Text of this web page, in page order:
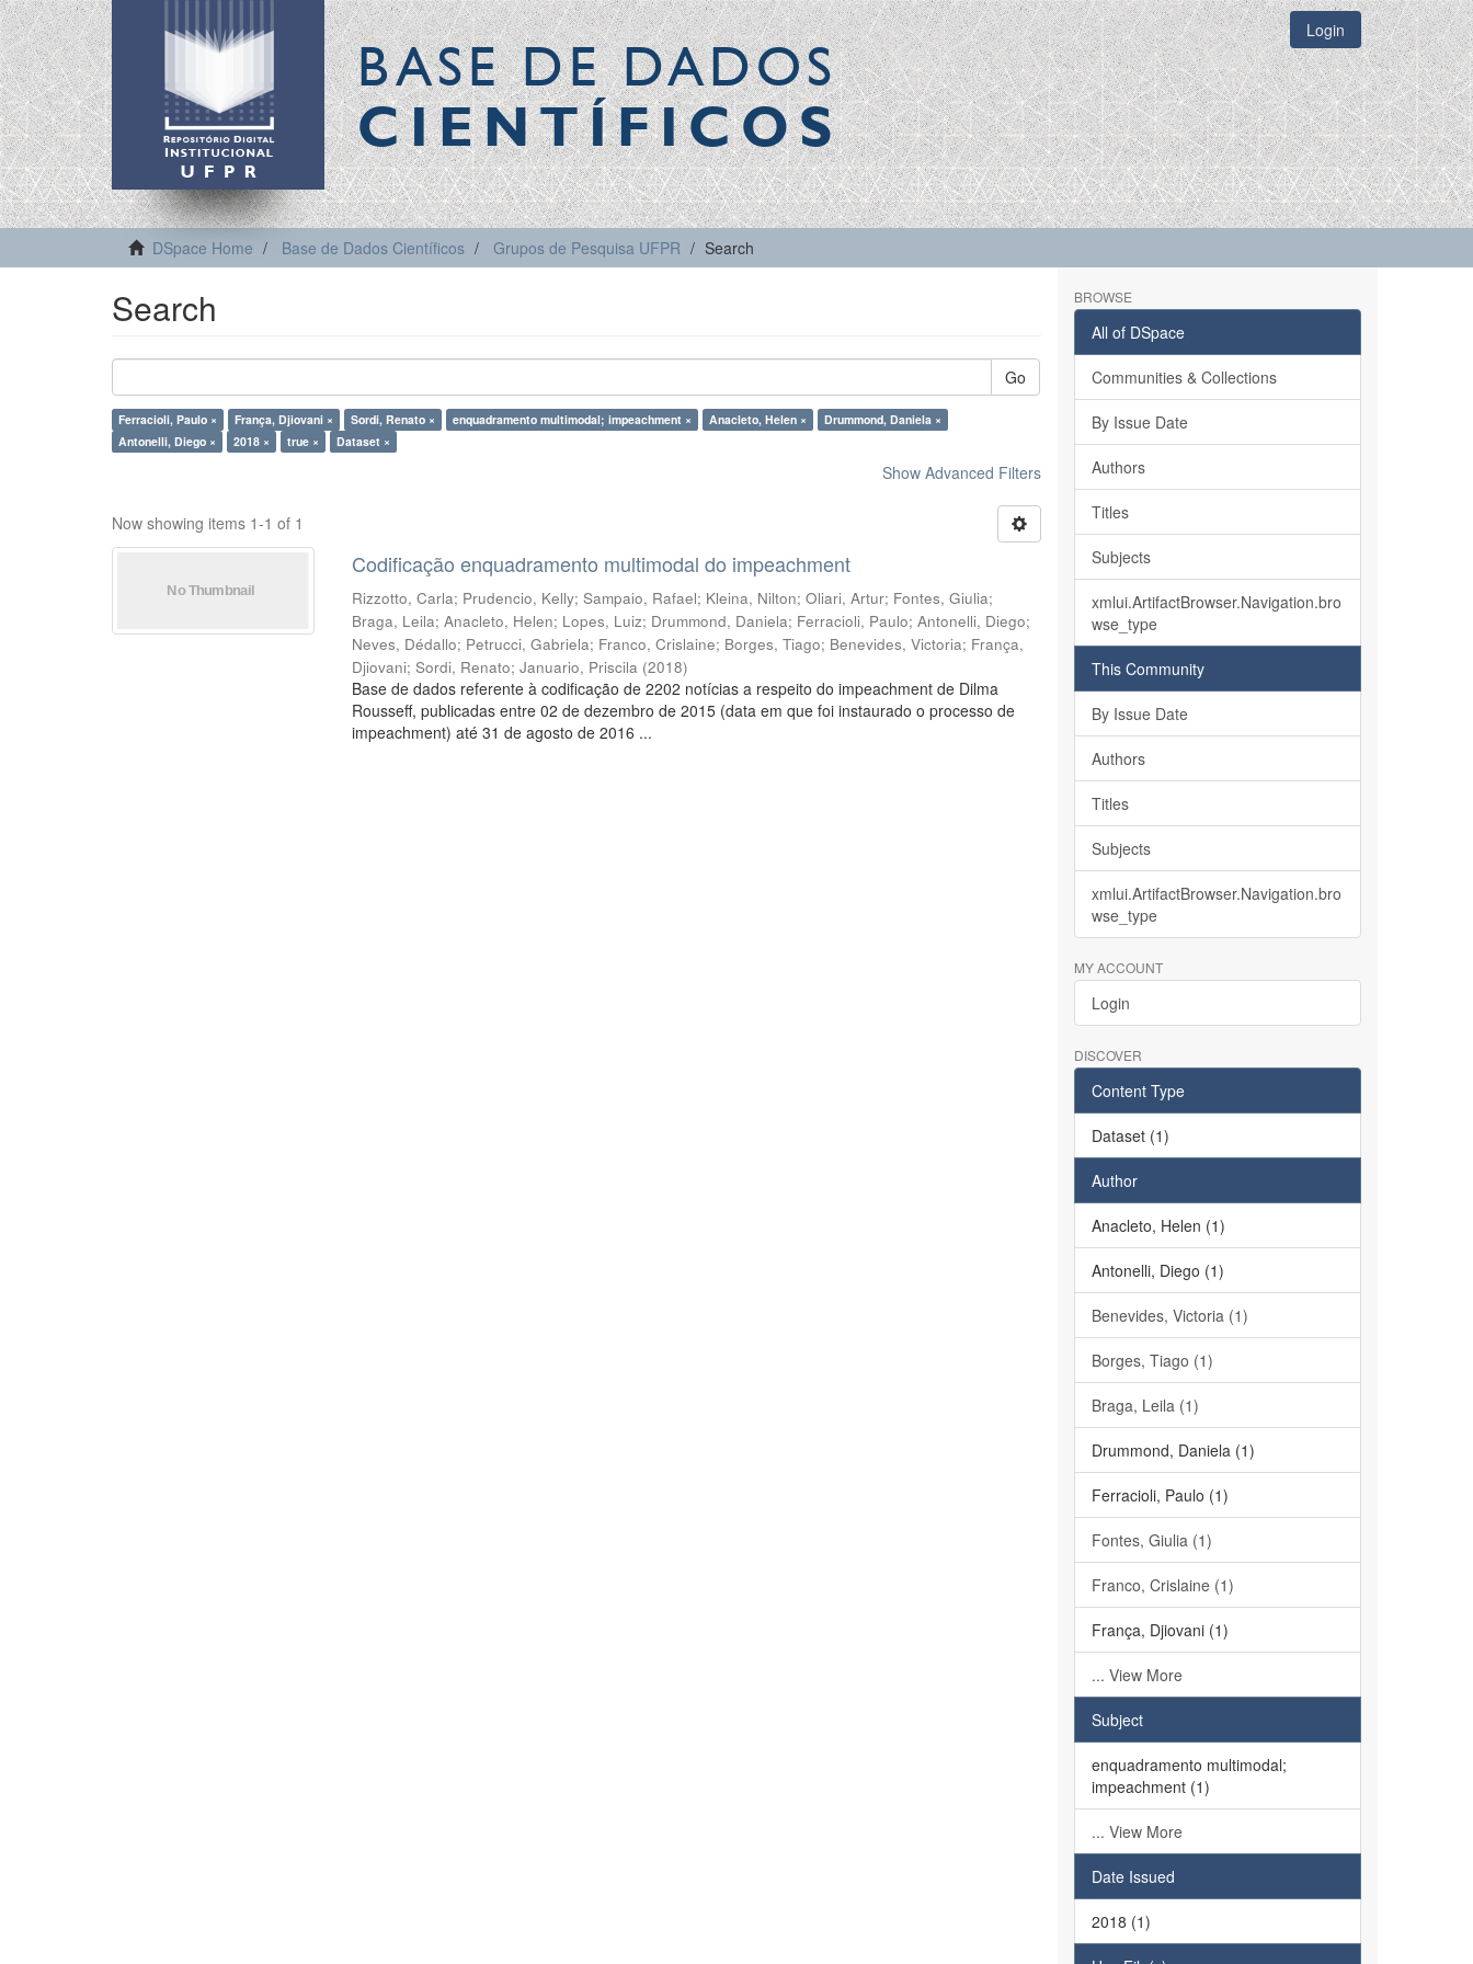
BASE DE DADOS
CIENTÍFICOS
Login
DSpace Home Base de Dados Científicos Grupos de Pesquisa UFPR Search
Search
Go
Ferracioli, Paulo × França, Djiovani × Sordi, Renato × enquadramento multimodal; impeachment × Anacleto, Helen ×
Drummond, Daniela ×
Antonelli, Diego ×
2018 × true × Dataset ×
Show Advanced Filters
Now showing items 1-1 of 1
Codificação enquadramento multimodal do impeachment
Rizzotto, Carla; Prudencio, Kelly;Sampaio, Rafael; Kleina, Nilton;Oliari, Artur; Fontes, Giulia;
Braga, Leila;Anacleto, Helen; Lopes, Luiz; Drummond, Daniela; Ferracioli, Paulo;Antonelli, Diego;
Neves, Dédallo; Petrucci, Gabriela; Franco, Crislaine; Borges, Tiago; Benevides, Victoria; França,
Djiovani;Sordi, Renato;Januario, Priscila (2018)
Base de dados referente à codificação de 2202 notícias a respeito do impeachment de Dilma
Rousseff, publicadas entre 02 de dezembro de 2015 (data em que foi instaurado o processo de
impeachment) até 31 de agosto de 2016 ...
BROWSE
All of DSpace
Communities & Collections
By Issue Date
Authors
Titles
Subjects
xmlui.ArtifactBrowser.Navigation.bro
wse_type
This Community
By Issue Date
Authors
Titles
Subjects
xmlui.ArtifactBrowser.Navigation.bro
wse_type
MY ACCOUNT
Login
DISCOVER
Content Type
Dataset (1)
Author
Anacleto, Helen (1)
Antonelli, Diego (1)
Benevides, Victoria (1)
Borges, Tiago (1)
Braga, Leila (1)
Drummond, Daniela (1)
Ferracioli, Paulo (1)
Fontes, Giulia (1)
Franco, Crislaine (1)
França, Djiovani (1)
... View More
Subject
enquadramento multimodal;
impeachment (1)
... View More
Date Issued
2018 (1)